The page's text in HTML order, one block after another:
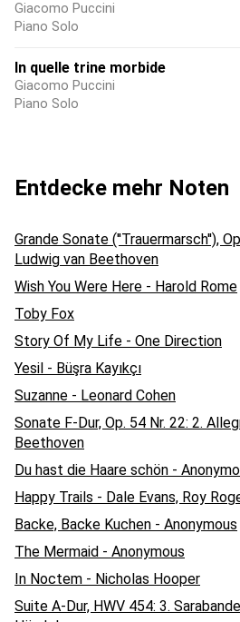
Giacomo Puccini
Piano Solo
In quelle trine morbide
Giacomo Puccini
Piano Solo
Entdecke mehr Noten
Grande Sonate (''Trauermarsch''),
Ludwig van Beethoven
Wish You Were Here - Harold Rome
Toby Fox
Story Of My Life - One Direction
Yesil - Büşra Kayıkçı
Suzanne - Leonard Cohen
Sonate F-Dur, Op. 54 Nr. 22: 2.
Beethoven
Du hast die Haare schön -
Happy Trails - Dale Evans, Roy
Backe, Backe Kuchen - Anonymous
The Mermaid - Anonymous
In Noctem - Nicholas Hooper
Suite A-Dur, HWV 454: 3.